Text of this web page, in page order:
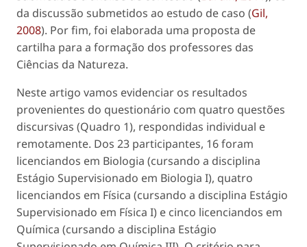
da discussão submetidos ao estudo de caso (Gil,
2008). Por fim, foi elaborada uma proposta de
cartilha para a formação dos professores das
Ciências da Natureza.
Neste artigo vamos evidenciar os resultados
provenientes do questionário com quatro questões
discursivas (Quadro 1), respondidas individual e
remotamente. Dos 23 participantes, 16 foram
licenciandos em Biologia (cursando a disciplina
Estágio Supervisionado em Biologia I), quatro
licenciandos em Física (cursando a disciplina Estágio
Supervisionado em Física I) e cinco licenciandos em
Química (cursando a disciplina Estágio